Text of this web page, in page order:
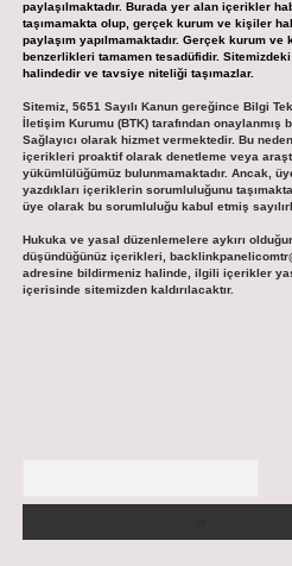
paylaşılmaktadır. Burada yer alan içerikler
taşımamakta olup, gerçek kurum ve kişiler
paylaşım yapılmamaktadır. Gerçek kurum
benzerlikleri tamamen tesadüfidir.
halindedir ve tavsiye niteliği taşımazlar.
Sitemiz, 5651 Sayılı Kanun gereğince Bilgi
İletişim Kurumu (BTK) tarafından onaylanmış
Sağlayıcı olarak hizmet vermektedir. Bu
içerikleri proaktif olarak denetleme veya
yükümlülüğümüz bulunmamaktadır. Ancak,
yazdıkları içeriklerin sorumluluğunu
üye olarak bu sorumluluğu kabul etmiş
Hukuka ve yasal düzenlemelere aykırı
düşündüğünüz içerikleri,
adresine bildirmeniz halinde, ilgili içerikler
içerisinde sitemizden kaldırılacaktır.